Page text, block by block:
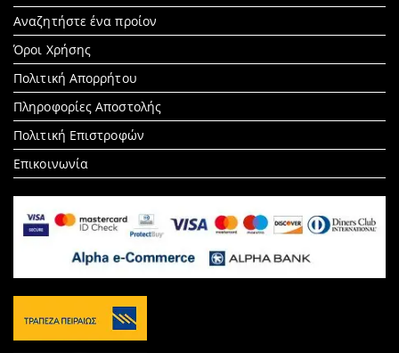
Αναζητήστε ένα προίον
Search
for:
Όροι Χρήσης
Πολιτική Απορρήτου
Πληροφορίες Αποστολής
Πολιτική Επιστροφών
Επικοινωνία